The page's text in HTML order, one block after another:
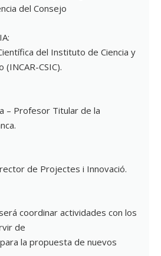
del Consejo
del Instituto de Ciencia y
CSIC).
– Profesor Titular de la
de Projectes i Innovació.
coordinar actividades con los
de
la propuesta de nuevos